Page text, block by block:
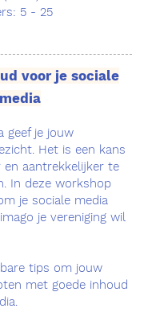
5 - 25
voor je sociale
media
geef je jouw
Het is een kans
aantrekkelijker te
In deze workshop
je sociale media
je vereniging wil
tips om jouw
met goede inhoud